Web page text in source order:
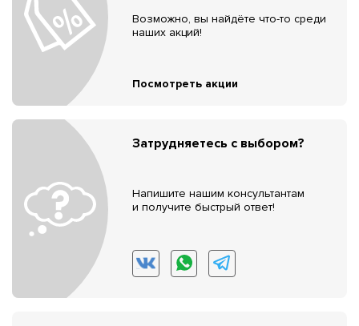
Возможно, вы найдёте что-то среди
наших акций!
Посмотреть акции
Затрудняетесь с выбором?
Напишите нашим консультантам
и получите быстрый ответ!